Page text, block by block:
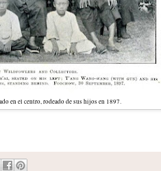
en el centro, rodeado de sus hijos en 1897.